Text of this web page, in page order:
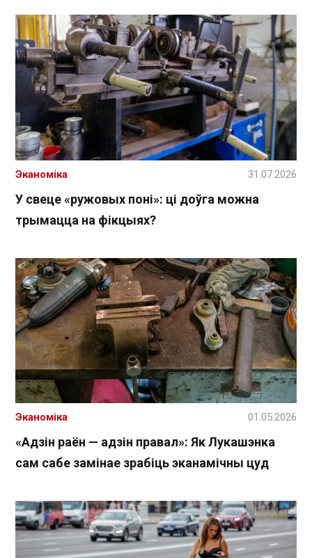
У свеце «ружовых поні»: ці доўга можна
трымацца на фікцыях?
Эканоміка 31.07.2026
«Адзін раён — адзін правал»: Як Лукашэнка
сам сабе замінае зрабіць эканамічны цуд
Эканоміка 01.05.2026